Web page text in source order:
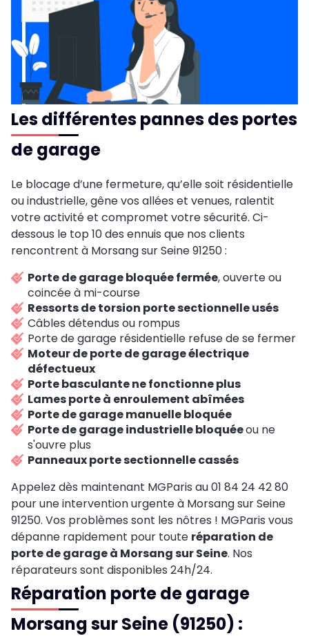
Les différentes pannes des portes
de garage
Le blocage d’une fermeture, qu’elle soit résidentielle
ou industrielle, gêne vos allées et venues, ralentit
votre activité et compromet votre sécurité. Ci-
dessous le top 10 des ennuis que nos clients
rencontrent à Morsang sur Seine 91250 :
Porte de garage bloquée fermée, ouverte ou
coincée à mi-course
Ressorts de torsion porte sectionnelle usés
Câbles détendus ou rompus
Porte de garage résidentielle refuse de se fermer
Moteur de porte de garage électrique
défectueux
Porte basculante ne fonctionne plus
Lames porte à enroulement abîmées
Porte de garage manuelle bloquée
Porte de garage industrielle bloquéeou ne
s'ouvre plus
Panneaux porte sectionnelle cassés
Appelez dès maintenant MGParis au 01 84 24 42 80
pour une intervention urgente à Morsang sur Seine
91250. Vos problèmes sont les nôtres ! MGParis vous
dépanne rapidement pour toute réparation de
porte de garage à Morsang sur Seine. Nos
réparateurs sont disponibles 24h/24.
Réparation porte de garage
Morsang sur Seine (91250) :